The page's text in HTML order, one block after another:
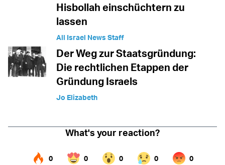
Hisbollah einschüchtern zu
lassen
All Israel News Staff
Der Weg zur Staatsgründung:
Die rechtlichen Etappen der
Gründung Israels
Jo Elizabeth